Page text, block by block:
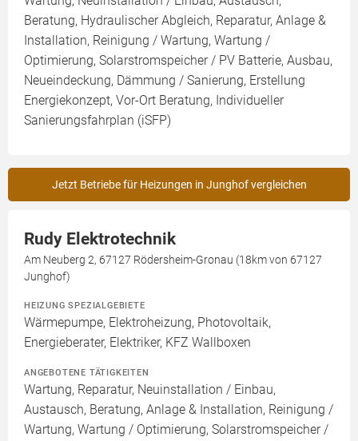
Beratung, Hydraulischer Abgleich, Reparatur, Anlage &
Installation, Reinigung / Wartung, Wartung /
Optimierung, Solarstromspeicher / PV Batterie, Ausbau,
Neueindeckung, Dämmung / Sanierung, Erstellung
Energiekonzept, Vor-Ort Beratung, Individueller
Sanierungsfahrplan (iSFP)
Jetzt Betriebe für Heizungen in Junghof vergleichen
Rudy Elektrotechnik
Am Neuberg 2, 67127 Rödersheim-Gronau (18km von 67127
Junghof)
HEIZUNG SPEZIALGEBIETE
Wärmepumpe, Elektroheizung, Photovoltaik,
Energieberater, Elektriker, KFZ Wallboxen
ANGEBOTENE TÄTIGKEITEN
Wartung, Reparatur, Neuinstallation / Einbau,
Austausch, Beratung, Anlage & Installation, Reinigung /
Wartung, Wartung / Optimierung, Solarstromspeicher /